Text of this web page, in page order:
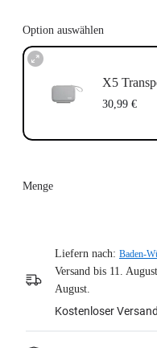
Option auswählen
X5
30,99 €
Menge
Liefern nach: Baden-
Versand bis 11.
August.
Kostenloser